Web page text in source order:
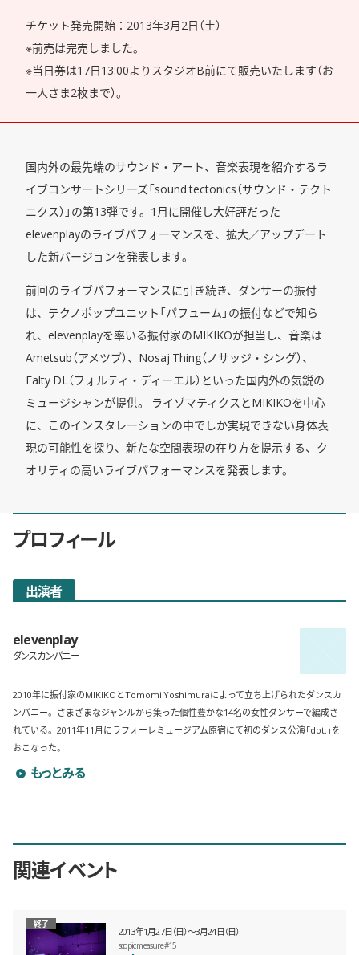
チケット発売開始：2013年3月2日（土）
※前売は完売しました。
※当日券は17日13:00よりスタジオB前にて販売いたします（お
一人さま2枚まで）。
国内外の最先端のサウンド・アート、音楽表現を紹介するラ
イブコンサートシリーズ「sound tectonics（サウンド・テクト
ニクス）」の第13弾です。1月に開催し大好評だった
elevenplayのライブパフォーマンスを、拡大／アップデート
した新バージョンを発表します。
前回のライブパフォーマンスに引き続き、ダンサーの振付
は、テクノポップユニット「パフューム」の振付などで知ら
れ、elevenplayを率いる振付家のMIKIKOが担当し、音楽は
Ametsub（アメツブ）、Nosaj Thing（ノサッジ・シング）、
Falty DL（フォルティ・ディーエル）といった国内外の気鋭の
ミュージシャンが提供。 ライゾマティクスとMIKIKOを中心
に、このインスタレーションの中でしか実現できない身体表
現の可能性を探り、新たな空間表現の在り方を提示する、ク
オリティの高いライブパフォーマンスを発表します。
プロフィール
出演者
elevenplay
ダンスカンパニー
2010年に振付家のMIKIKOとTomomi Yoshimuraによって立ち上げられたダンスカ
ンパニー。さまざまなジャンルから集った個性豊かな14名の女性ダンサーで編成さ
れている。2011年11月にラフォーレミュージアム原宿にて初のダンス公演「dot.」を
おこなった。
elevenplayのプロフィールを詳しく見る
もっとみる
関連イベント
2013年1月27日（日）〜3月24日（日）
終了
scopic measure #15